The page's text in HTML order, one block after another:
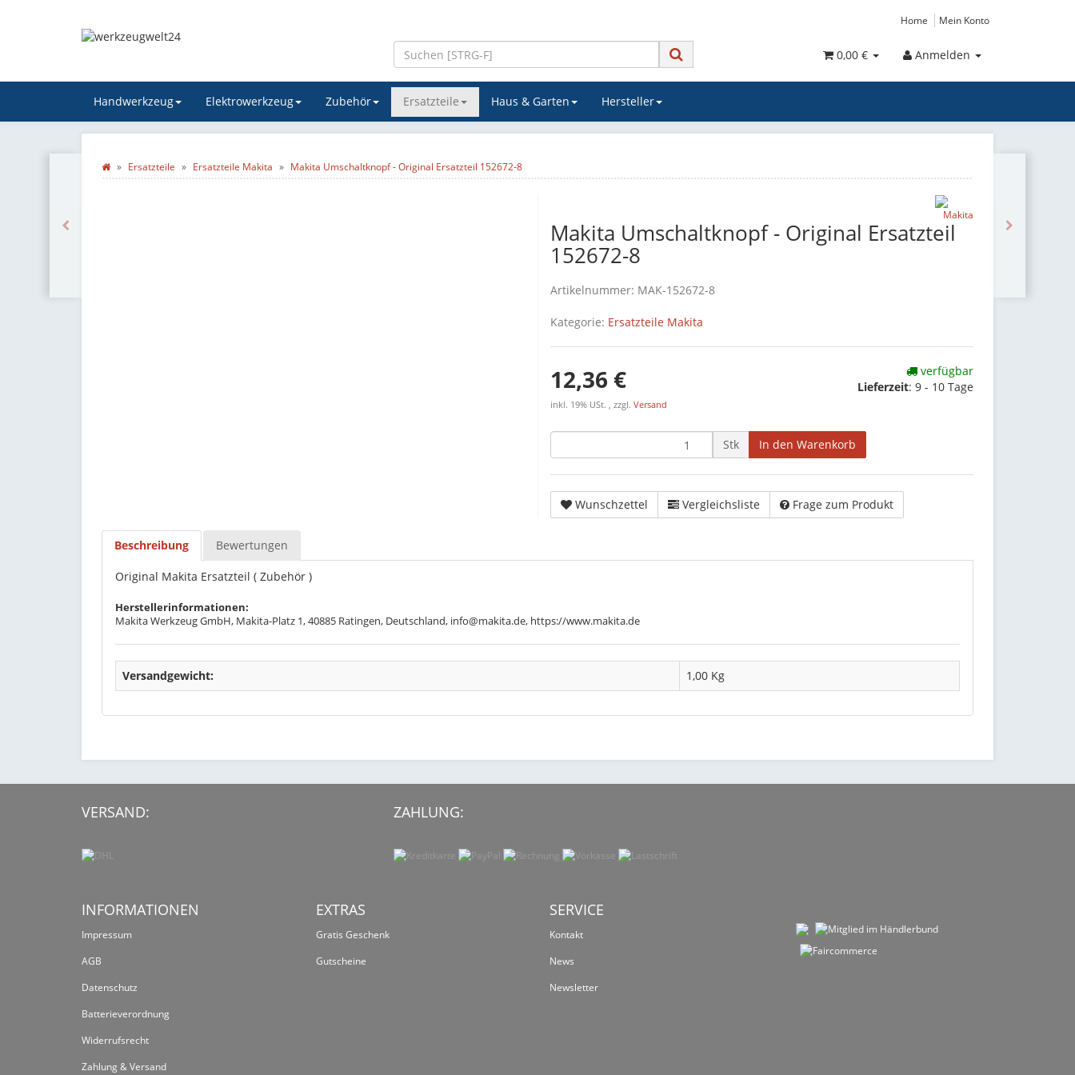
Home Mein Konto
Anmelden
0,00 €
Handwerkzeug Elektrowerkzeug Zubehör Ersatzteile Haus & Garten Hersteller
Ersatzteile Ersatzteile Makita Makita Umschaltknopf - Original Ersatzteil 152672-8
Makita Umschaltknopf - Original Ersatzteil
152672-8
Artikelnummer: MAK-152672-8
Kategorie: Ersatzteile Makita
12,36 €
inkl. 19% USt. , zzgl. Versand
verfügbar
Lieferzeit: 9 - 10 Tage
Stk In den Warenkorb
Wunschzettel Vergleichsliste Frage zum Produkt
Beschreibung Bewertungen
Original Makita Ersatzteil ( Zubehör )
Herstellerinformationen:
Makita Werkzeug GmbH, Makita-Platz 1, 40885 Ratingen, Deutschland, info@makita.de, https://www.makita.de
Versandgewicht: 1,00 Kg
VERSAND: ZAHLUNG:
INFORMATIONEN
Impressum
AGB
Datenschutz
Batterieverordnung
Widerrufsrecht
Zahlung & Versand
EXTRAS
Gratis Geschenk
Gutscheine
SERVICE
Kontakt
News
Newsletter